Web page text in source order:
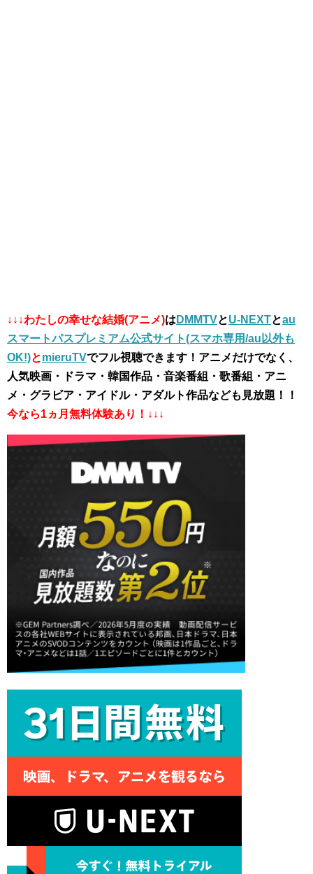
↓↓↓わたしの幸せな結婚(アニメ)は DMMTVとU-NEXTとau
スマートパスプレミアム公式サイト(スマホ専用/au以外も
OK!)とmieruTVでフル視聴できます！アニメだけでなく、
人気映画・ドラマ・韓国作品・音楽番組・歌番組・アニ
メ・グラビア・アイドル・アダルト作品なども見放題！！
今なら1ヵ月無料体験あり！↓↓↓